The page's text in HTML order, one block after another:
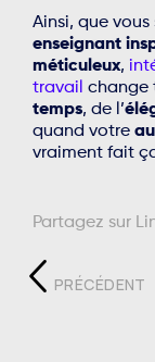
Ainsi, que vous
enseignant
méticuleux,
travail change
temps, de l’
quand votre
vraiment fait
Partagez sur
PRÉCÉDENT